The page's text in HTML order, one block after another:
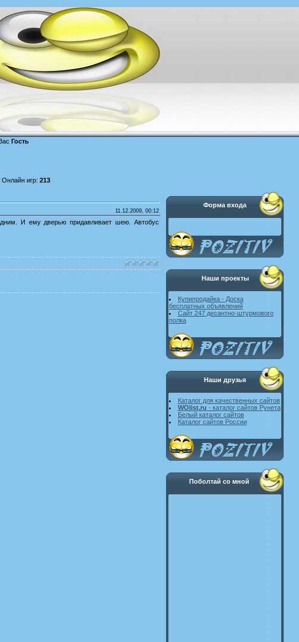
Гость
игр: 213
11.12.2009, 00:12
И ему дверью придавливает шею. Автобус
Форма входа
Наши проекты
Купипродайка - Доска
бесплатных объявлений
Сайт 247 десантно-штурмового
полка
Наши друзья
Каталог для качественных сайтов
WOlist.ru - каталог сайтов Рунета
Белый каталог сайтов
Каталог сайтов России
Поболтай со мной